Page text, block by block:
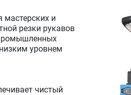
мастерских и
резки рукавов
уровнем
чистый